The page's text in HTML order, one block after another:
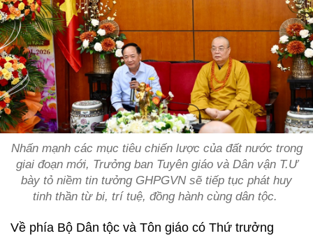
Nhấn mạnh các mục tiêu chiến lược của đất nước trong
giai đoạn mới, Trưởng ban Tuyên giáo và Dân vận T.Ư
bày tỏ niềm tin tưởng GHPGVN sẽ tiếp tục phát huy
tinh thần từ bi, trí tuệ, đồng hành cùng dân tộc.
Về phía Bộ Dân tộc và Tôn giáo có Thứ trưởng